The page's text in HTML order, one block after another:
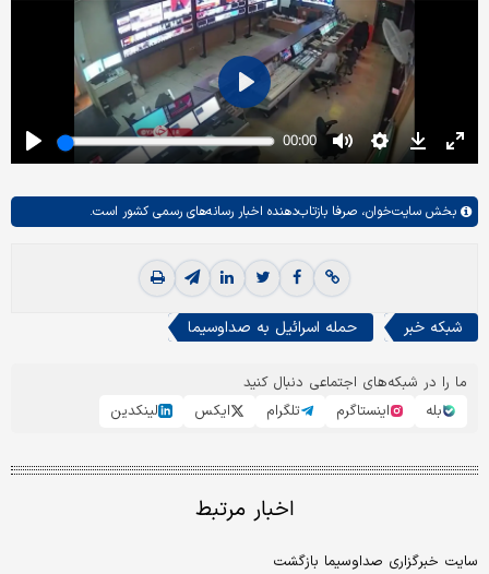
بخش سایت‌خوان، صرفا بازتاب‌دهنده اخبار رسانه‌های رسمی کشور است.
شبکه خبر حمله اسرائیل به صداوسیما
ما را در شبکه‌های اجتماعی دنبال کنید
بله
اینستاگرم تلگرام ایکس لینکدین
اخبار مرتبط
سایت خبرگزاری صداوسیما بازگشت